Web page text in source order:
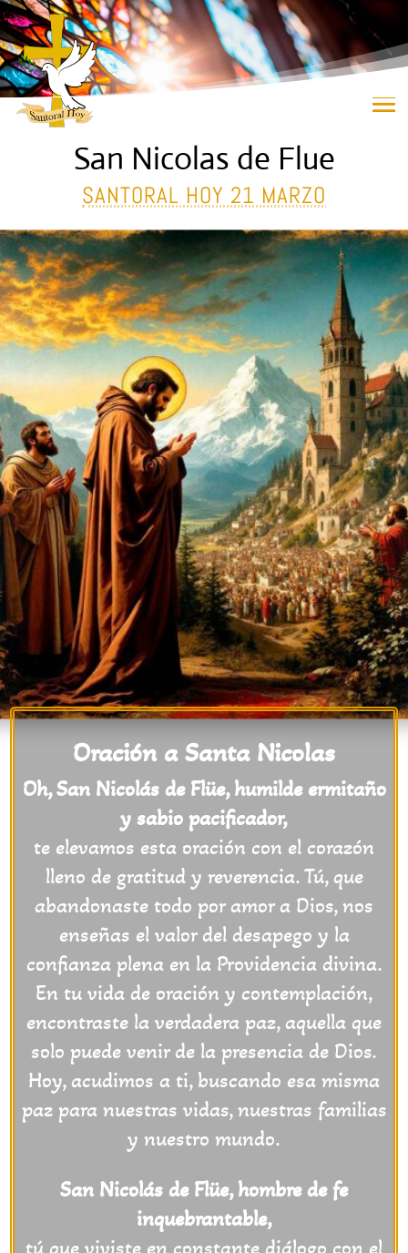
San Nicolas de Flue
SANTORAL HOY 21 MARZO
Oración a Santa Nicolas
Oh, San Nicolás de Flüe, humilde ermitaño
y sabio pacificador,
te elevamos esta oración con el corazón
lleno de gratitud y reverencia. Tú, que
abandonaste todo por amor a Dios, nos
enseñas el valor del desapego y la
confianza plena en la Providencia divina.
En tu vida de oración y contemplación,
encontraste la verdadera paz, aquella que
solo puede venir de la presencia de Dios.
Hoy, acudimos a ti, buscando esa misma
paz para nuestras vidas, nuestras familias
y nuestro mundo.
San Nicolás de Flüe, hombre de fe
inquebrantable,